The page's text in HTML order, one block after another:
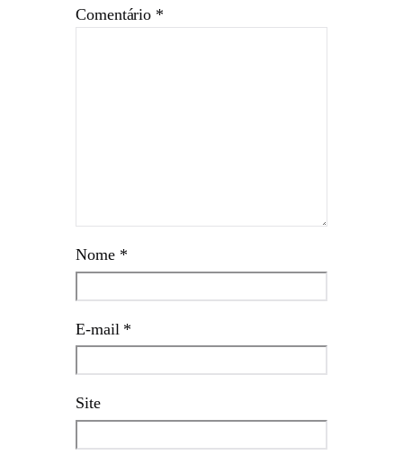
Comentário *
Nome *
E-mail *
Site